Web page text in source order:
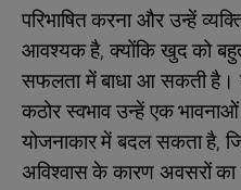
परिभाषित करना और उन्हें
आवश्यक है, क्योंकि खुद को
सफलता में बाधा आ सकती है।
कठोर स्वभाव उन्हें एक
योजनाकार में बदल सकता है,
अविश्वास के कारण अवसरों